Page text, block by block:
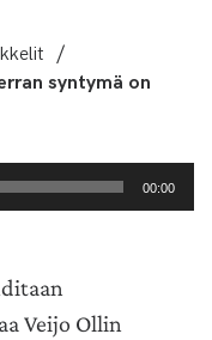
/
syntymä on
00:00
Veijo Ollin